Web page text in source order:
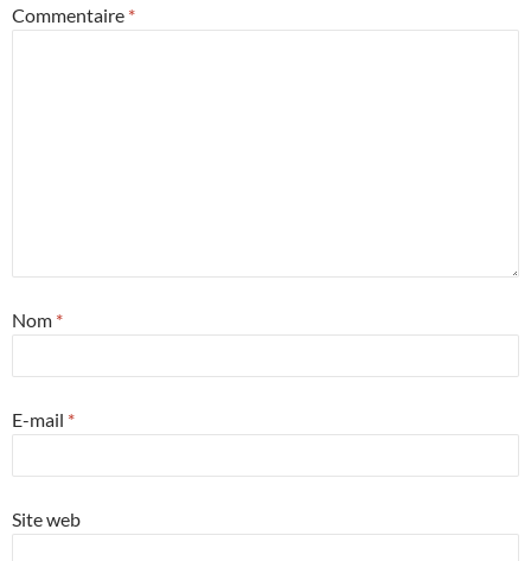
Commentaire *
Nom *
E-mail *
Site web